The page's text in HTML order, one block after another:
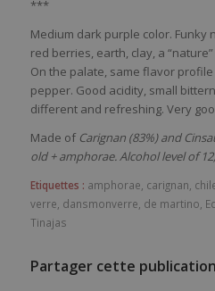
***
Medium dark purple color.
red berries, earth, clay, a
On the palate, same flavor
pepper. Good acidity, small
different and refreshing. Very
Made of Carignan (83%) and
old + amphorae. Alcohol level of
Etiquettes : amphorae carignan
verre dansmonverre de martino
Tinajas
Partager cette publication